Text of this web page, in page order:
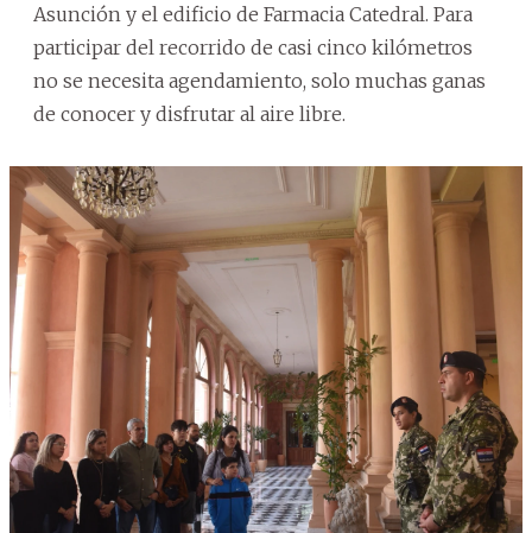
Asunción y el edificio de Farmacia Catedral. Para
participar del recorrido de casi cinco kilómetros
no se necesita agendamiento, solo muchas ganas
de conocer y disfrutar al aire libre.